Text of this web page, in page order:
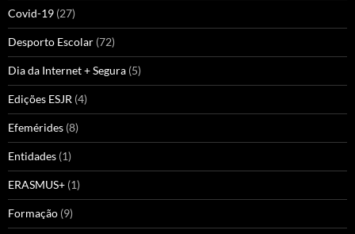
Covid-19 (27)
Desporto Escolar (72)
Dia da Internet + Segura (5)
Edições ESJR (4)
Efemérides (8)
Entidades (1)
ERASMUS+ (1)
Formação (9)